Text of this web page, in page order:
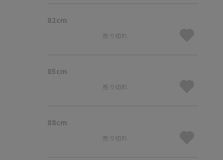
82cm
売り切れ
85cm
売り切れ
88cm
売り切れ